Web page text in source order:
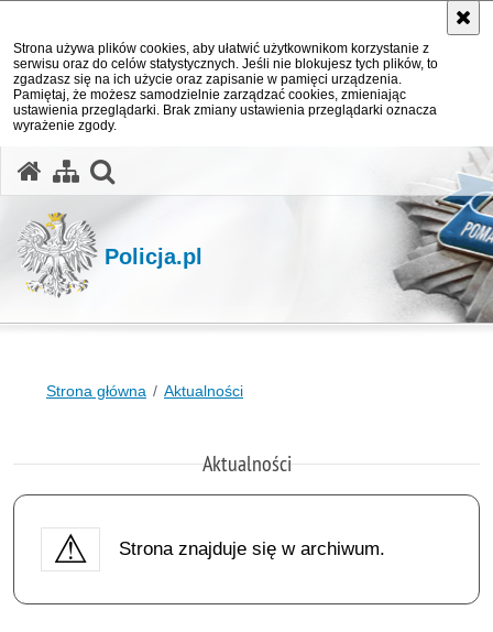
Strona używa plików cookies, aby ułatwić użytkownikom korzystanie z
serwisu oraz do celów statystycznych. Jeśli nie blokujesz tych plików, to
zgadzasz się na ich użycie oraz zapisanie w pamięci urządzenia.
Pamiętaj, że możesz samodzielnie zarządzać cookies, zmieniając
ustawienia przeglądarki. Brak zmiany ustawienia przeglądarki oznacza
wyrażenie zgody.
Policja.pl
Strona główna Aktualności
Aktualności
Strona znajduje się w archiwum.